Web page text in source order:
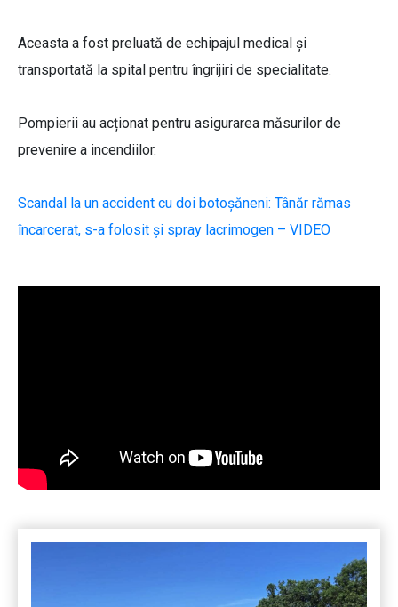
Aceasta a fost preluată de echipajul medical și
transportată la spital pentru îngrijiri de specialitate.
Pompierii au acționat pentru asigurarea măsurilor de
prevenire a incendiilor.
Scandal la un accident cu doi botoșăneni: Tânăr rămas
încarcerat, s-a folosit și spray lacrimogen – VIDEO